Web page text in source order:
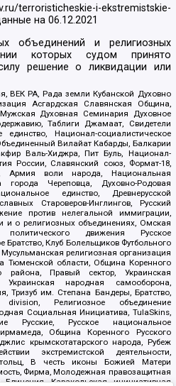
terroristicheskie-i-ekstremistskie-
на06.12.2021
объединений и религиозных
которых судом принято
решение о ликвидации или
ВЕК РА, Рада земли Кубанской Духовно
Асгардская Славянская Община,
Духовная Семинария Духовное
Таблиги Джамаат, Свидетели
Национал-социалистическое
Вилайат Кабарды, Балкарии
Валь-Хиджра, Пит Буль, Национал-
России, Славянский союз, Формат-18,
Армия воли народа, Национальная
города Череповца, Духовно-Родовая
единство, Древнерусской
Староверов-Инглингов, Русский
против нелегальной иммиграции,
и о религиозных объединениях, Омская
политического движения Русское
Братство, Клуб Болельщиков Футбольного
религиозная организация
Тюменской области, Община Коренного
района, Правый сектор, Украинская
народная самооборона,
Тризуб им. Степана Бандеры, Братство,
Религиозное объединение
Социальная Инициатива, TulaSkins,
Русские, Русское национальное
Община Коренного Русского
крымскотатарского народа, Рубеж
экстремистской деятельности,
В честь иконы Божией Матери
Фирма, Молодежная правозащитная
Каракольская инициативная